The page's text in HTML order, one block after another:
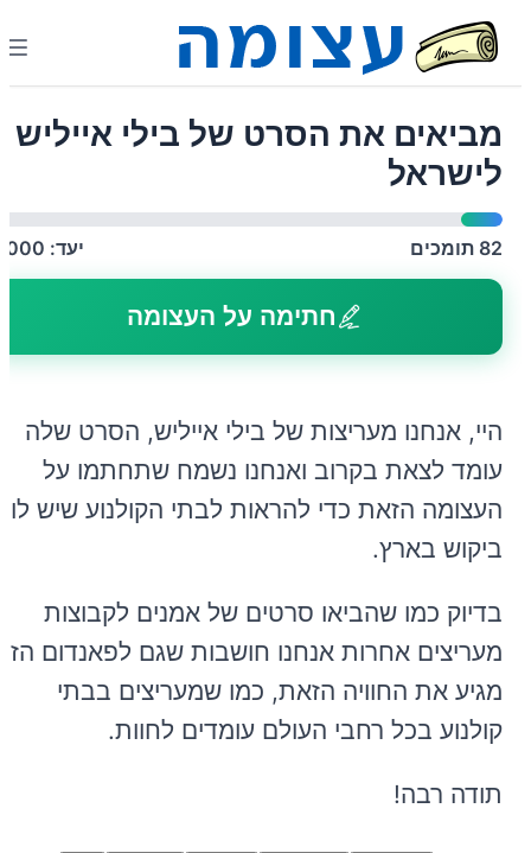
מביאים את הסרט של בילי אייליש
לישראל
82 תומכים יעד:
חתימה על העצומה
היי, אנחנו מעריצות של בילי אייליש, הסרט שלה
עומד לצאת בקרוב ואנחנו נשמח שתחתמו על
העצומה הזאת כדי להראות לבתי הקולנוע שיש לו
ביקוש בארץ.
בדיוק כמו שהביאו סרטים של אמנים לקבוצות
מעריצים אחרות אנחנו חושבות שגם לפאנדום
מגיע את החוויה הזאת, כמו שמעריצים בבתי
קולנוע בכל רחבי העולם עומדים לחוות.
תודה רבה!